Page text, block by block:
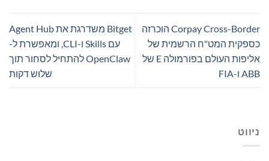
Corpay Cross-Border הוכרזה
כספקית המט"ח הרשמית של
אליפות העולם בפורמולה E של
ABB ו-FIA
Bitget משדרגת את Agent Hub
עם Skills ו-CLI, ומאפשרת ל-
OpenClaw להתחיל לסחור תוך
שלוש דקות
ניווט